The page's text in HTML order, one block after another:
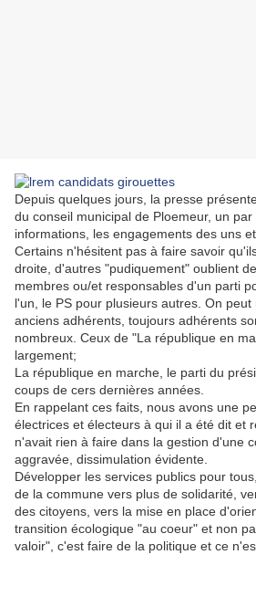
Depuis quelques jours, la presse
du conseil municipal de Ploemeur, un
informations, les engagements des uns
Certains n'hésitent pas à faire savoir
droite, d'autres "pudiquement" oublient
membres ou/et responsables d'un parti
l'un, le PS pour plusieurs autres. On
anciens adhérents, toujours adhérents
nombreux. Ceux de "La république en
largement;
La république en marche, le parti du
coups de cers dernières années.
En rappelant ces faits, nous avons une
électrices et électeurs à qui il a été dit et
n'avait rien à faire dans la gestion d'une
aggravée, dissimulation évidente.
Développer les services publics pour
de la commune vers plus de solidarité,
des citoyens, vers la mise en place
transition écologique "au coeur" et non
valoir", c'est faire de la politique et ce